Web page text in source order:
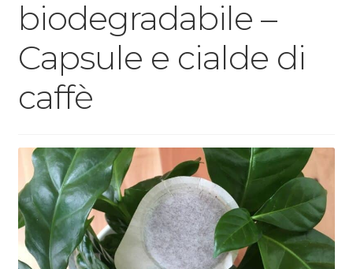
biodegradabile –
Capsule e cialde di
caffè